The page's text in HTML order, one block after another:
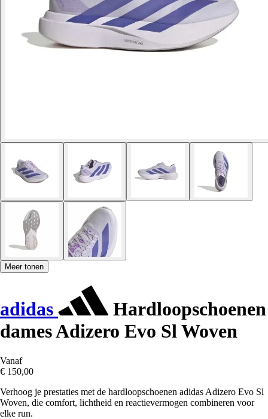
Meer tonen
adidas
Hardloopschoenen
dames Adizero Evo Sl Woven
Vanaf
€ 150,00
Verhoog je prestaties met de hardloopschoenen adidas Adizero Evo Sl
Woven, die comfort, lichtheid en reactievermogen combineren voor
elke run.